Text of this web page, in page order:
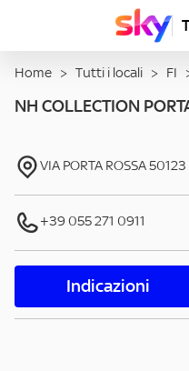
Home > Tutti i locali > FI
NH COLLECTION
VIA PORTA ROSSA50123
+39 055 271 0911
Indicazioni